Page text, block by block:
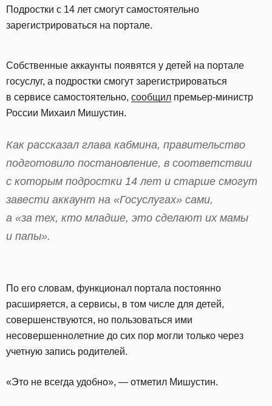
Подростки с 14 лет смогут самостоятельно
зарегистрироваться на портале.
Собственные аккаунты появятся у детей на портале
госуслуг, а подростки смогут зарегистрироваться
в сервисе самостоятельно, сообщил премьер-министр
России Михаил Мишустин.
Как рассказал глава кабмина, правительство
подготовило постановление, в соответствии
с которым подростки 14 лет и старше смогут
завести аккаунт на «Госуслугах» сами,
а «за тех, кто младше, это сделают их мамы
и папы».
По его словам, функционал портала постоянно
расширяется, а сервисы, в том числе для детей,
совершенствуются, но пользоваться ими
несовершеннолетние до сих пор могли только через
учетную запись родителей.
«Это не всегда удобно», — отметил Мишустин.